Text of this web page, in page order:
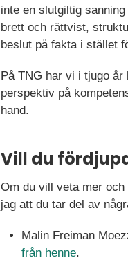
inte en slutgiltig
brett och rättvist,
beslut på fakta i stället
På TNG har vi i tjugo
perspektiv på
hand.
Vill du
Om du vill veta mer och
jag att du tar del av
Malin Freiman
från henne.